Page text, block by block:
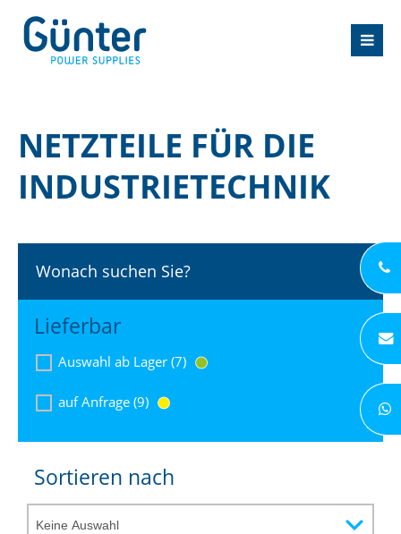
NETZTEILE FÜR DIE
INDUSTRIETECHNIK
Wonach suchen Sie?
Lieferbar
Auswahl ab Lager (7)
auf Anfrage (9)
Sortieren nach